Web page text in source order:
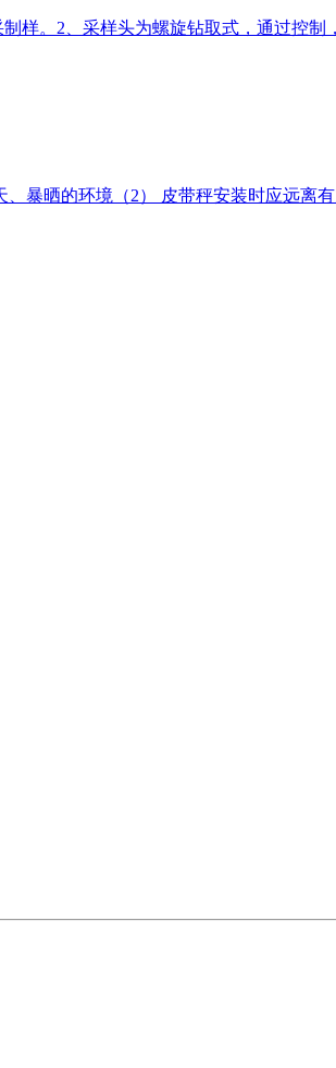
样。2、采样头为螺旋钻取式，通过控
暴晒的环境（2） 皮带秤安装时应远